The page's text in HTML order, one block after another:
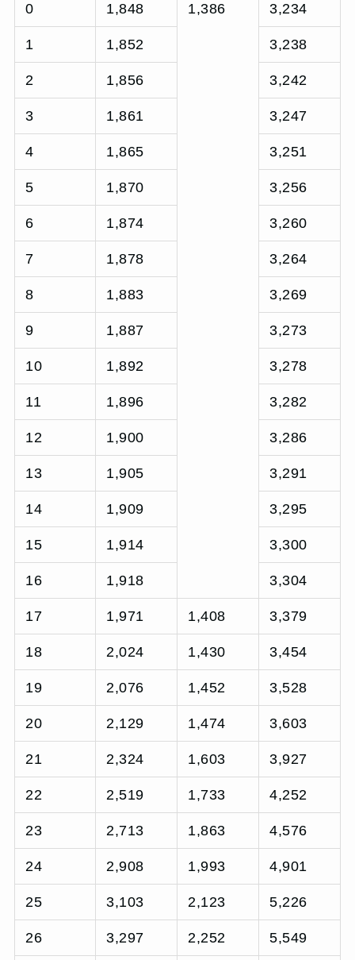
0 1,848 1,386 3,234
1 1,852 3,238
2 1,856 3,242
3 1,861 3,247
4 1,865 3,251
5 1,870 3,256
6 1,874 3,260
7 1,878 3,264
8 1,883 3,269
9 1,887 3,273
10 1,892 3,278
11 1,896 3,282
12 1,900 3,286
13 1,905 3,291
14 1,909 3,295
15 1,914 3,300
16 1,918 3,304
17 1,971 1,408 3,379
18 2,024 1,430 3,454
19 2,076 1,452 3,528
20 2,129 1,474 3,603
21 2,324 1,603 3,927
22 2,519 1,733 4,252
23 2,713 1,863 4,576
24 2,908 1,993 4,901
25 3,103 2,123 5,226
26 3,297 2,252 5,549